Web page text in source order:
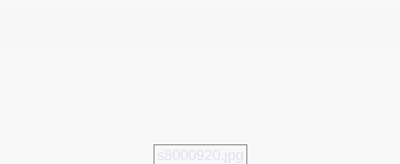
s8000920.jpg